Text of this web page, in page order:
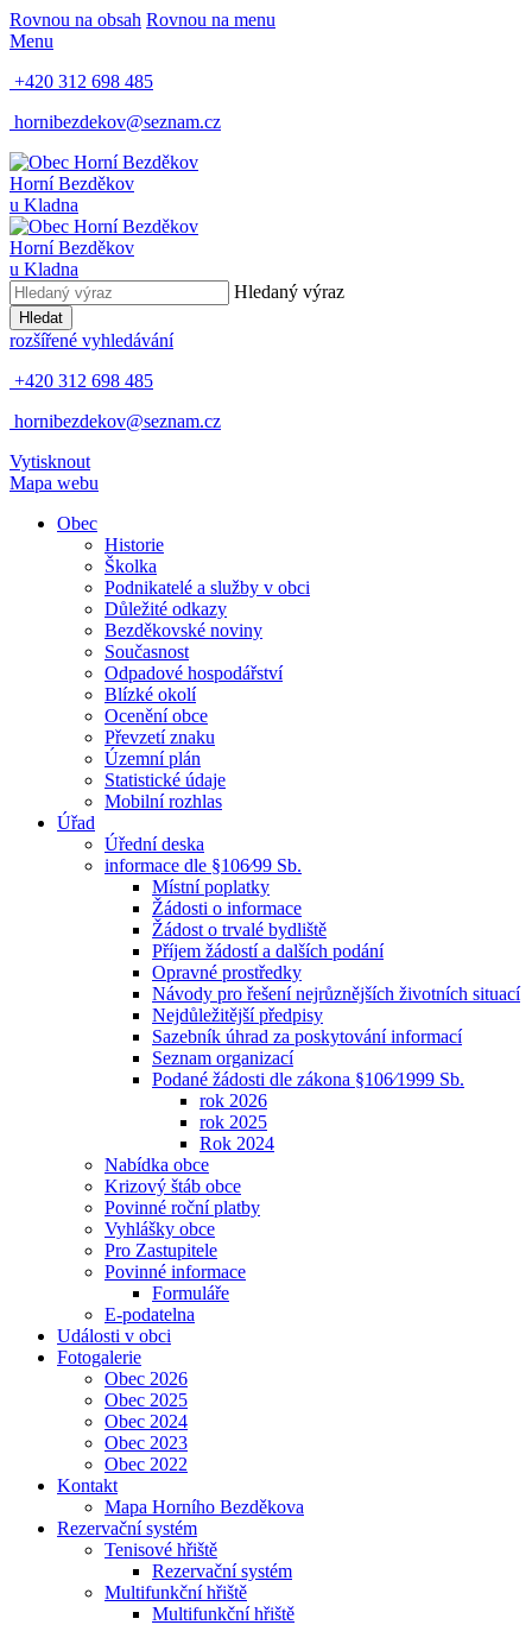
Rovnou na obsah Rovnou na menu
Menu
+420 312 698 485
hornibezdekov@seznam.cz
Horní Bezděkov
u Kladna
Horní Bezděkov
u Kladna
Hledaný výraz
Hledat
rozšířené vyhledávání
+420 312 698 485
hornibezdekov@seznam.cz
Vytisknout
Mapa webu
Obec
Historie
Školka
Podnikatelé a služby v obci
Důležité odkazy
Bezděkovské noviny
Současnost
Odpadové hospodářství
Blízké okolí
Ocenění obce
Převzetí znaku
Územní plán
Statistické údaje
Mobilní rozhlas
Úřad
Úřední deska
informace dle §106⁄99 Sb.
Místní poplatky
Žádosti o informace
Žádost o trvalé bydliště
Příjem žádostí a dalších podání
Opravné prostředky
Návody pro řešení nejrůznějších životních situací
Nejdůležitější předpisy
Sazebník úhrad za poskytování informací
Seznam organizací
Podané žádosti dle zákona §106⁄1999 Sb.
rok 2026
rok 2025
Rok 2024
Nabídka obce
Krizový štáb obce
Povinné roční platby
Vyhlášky obce
Pro Zastupitele
Povinné informace
Formuláře
E-podatelna
Události v obci
Fotogalerie
Obec 2026
Obec 2025
Obec 2024
Obec 2023
Obec 2022
Kontakt
Mapa Horního Bezděkova
Rezervační systém
Tenisové hřiště
Rezervační systém
Multifunkční hřiště
Multifunkční hřiště